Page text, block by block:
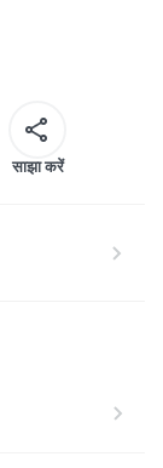
साझा करें